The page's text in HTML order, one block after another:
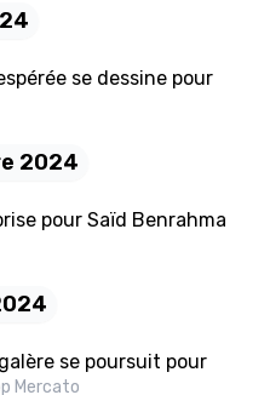
se dessine pour
2024
pour Saïd Benrahma
se poursuit pour
Mercato